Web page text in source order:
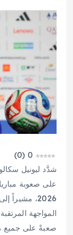
0
(
0
)
شدَّد ليونيل
على صعوبة
2026،
المواجهة
صعبةً على جميع